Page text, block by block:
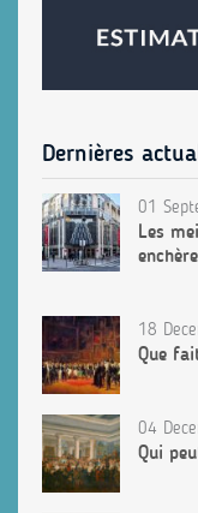
Dernières
01
Les
18
Que
04
Qui